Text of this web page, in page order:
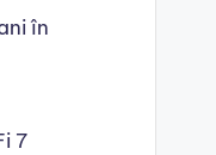
în
7